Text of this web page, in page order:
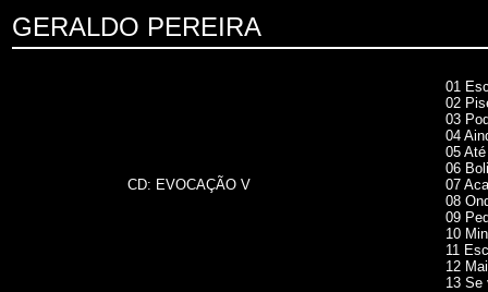
GERALDO PEREIRA
CD: EVOCAÇÃO V
01
02
03
04
05
06
07
08
09
10
11
12
13 Se